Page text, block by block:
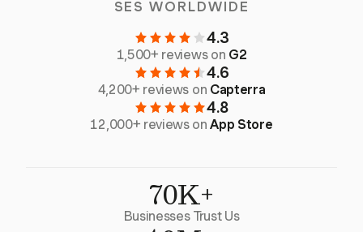
SES WORLDWIDE
4.3
1,500+ reviews on G2
4.6
4,200+ reviews on Capterra
4.8
12,000+ reviews onApp Store
70K+
Businesses Trust Us